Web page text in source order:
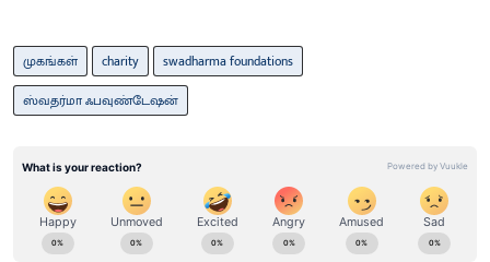
முகங்கள் charity
swadharma foundations
ஸ்வதர்மா ஃபவுண்டேஷன்